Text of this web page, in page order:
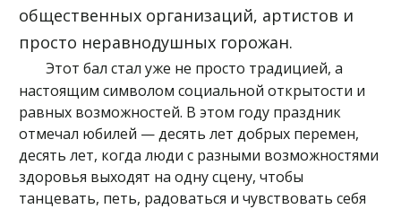
общественных организаций, артистов и
просто неравнодушных горожан.
Этот бал стал уже не просто традицией, а
настоящим символом социальной открытости и
равных возможностей. В этом году праздник
отмечал юбилей — десять лет добрых перемен,
десять лет, когда люди с разными возможностями
здоровья выходят на одну сцену, чтобы
танцевать, петь, радоваться и чувствовать себя